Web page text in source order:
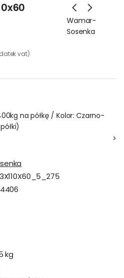
Wamar-
Sosenka
vat)
na półkę / Kolor: Czarno-
>
kg